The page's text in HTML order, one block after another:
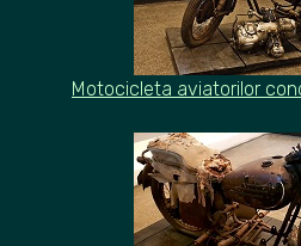
Motocicleta aviatorilor